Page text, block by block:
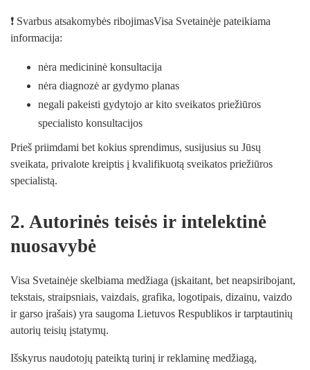
❗ Svarbus atsakomybės ribojimasVisa Svetainėje pateikiama
informacija:
nėra medicininė konsultacija
nėra diagnozė ar gydymo planas
negali pakeisti gydytojo ar kito sveikatos priežiūros
specialisto konsultacijos
Prieš priimdami bet kokius sprendimus, susijusius su Jūsų
sveikata, privalote kreiptis į kvalifikuotą sveikatos priežiūros
specialistą.
2. Autorinės teisės ir intelektinė
nuosavybė
Visa Svetainėje skelbiama medžiaga (įskaitant, bet neapsiribojant,
tekstais, straipsniais, vaizdais, grafika, logotipais, dizainu, vaizdo
ir garso įrašais) yra saugoma Lietuvos Respublikos ir tarptautinių
autorių teisių įstatymų.
Išskyrus naudotojų pateiktą turinį ir reklaminę medžiagą,